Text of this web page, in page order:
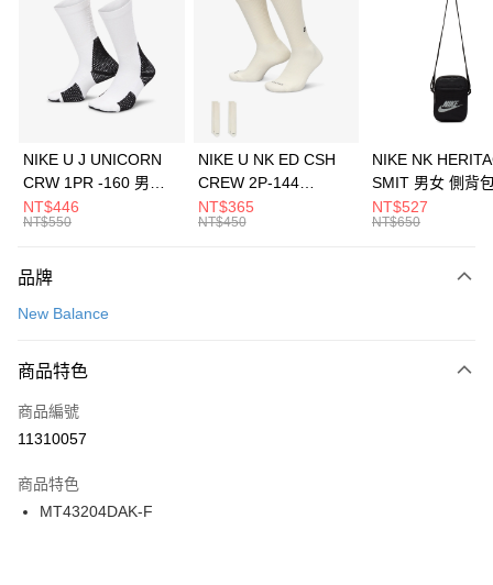
3 期 0 利率 每期 21家銀行
合作金庫商業銀行
第一商業銀行
華南商業銀行
彰化商業銀行
上海商業儲蓄銀行
元大商業銀行
台灣樂天信用卡公司
Apple Pay
全盈+PAY
AFTEE先享後付
【關於「AFTEE先享後付」】
便利好安心！
３．安心：先確認商品／服務後，再付款。
【「AFTEE先享後付」結帳流程】
１．於結帳方式選擇「AFTEE先享後付」後，將跳轉至「AFTEE先享後付」
２．訂單成立數日內，您將收到繳費通知簡訊。
３．收到繳費通知簡訊後14天內，點擊此簡訊中的連結，可透過四大超商／
ATM／網路銀行／等多元方式進行付款，方視為交易完成。
運送方式
每筆NT$100，滿NT$1,500(含以上)免運費
宅配
每筆NT$100，滿NT$1,500(含以上)免運費
付款後門市自取
每筆NT$100，滿NT$1,500(含以上)免運費
NIKE U J UNICORN
CRW 1PR -160 男女
中統襪 FZ3393100
NT$446
NT$550
NIKE U NK ED CSH
CREW 2P-144
EMBRDY 男女 短統襪
FZ3073133
NT$365
NT$450
NIKE NK
SMIT 男女 側背
BA5871010
NT$527
NT$650
品牌
New Balance
商品特色
商品編號
11310057
商品特色
MT43204DAK-F